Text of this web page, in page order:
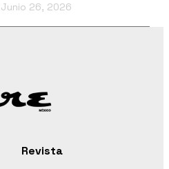
Junio 26, 2026
Revista